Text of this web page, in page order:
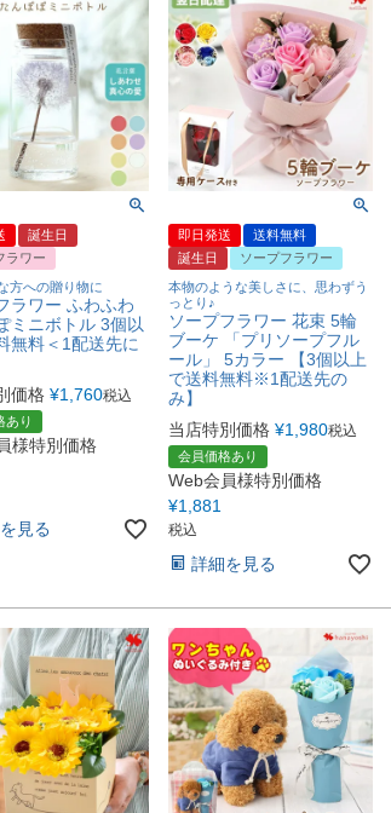
誕生日
ラワー
方への贈り物に
ラワー ふわふわ
ミニボトル 3個以
無料＜1配送先に
価格 ¥1,760税込
あり
様特別価格
見る
即日発送
送料無料
誕生日
ソープフラワー
本物のような美しさに、思わずう
っとり♪
ソープフラワー 花束 5輪
ブーケ 「プリソープフル
ール」 5カラー 【3個以上
で送料無料※1配送先の
み】
当店特別価格 ¥1,980税込
会員価格あり
Web会員様特別価格
¥1,881
税込
詳細を見る